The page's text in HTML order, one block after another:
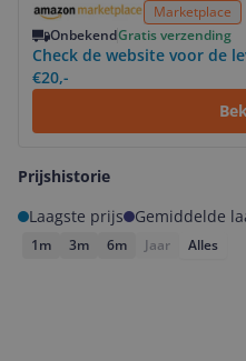
Marketplace
OnbekendGratis verzending
Check de website voor de
€20,-
Prijshistorie
Laagste prijs
Gemiddelde
1m 3m 6m Jaar Alles